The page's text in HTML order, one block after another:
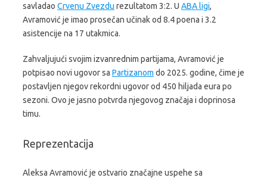
savladao Crvenu Zvezdu rezultatom 3:2. U ABA ligi,
Avramović je imao prosečan učinak od 8.4 poena i 3.2
asistencije na 17 utakmica.
Zahvaljujući svojim izvanrednim partijama, Avramović je
potpisao novi ugovor sa Partizanom do 2025. godine, čime je
postavljen njegov rekordni ugovor od 450 hiljada eura po
sezoni. Ovo je jasno potvrda njegovog značaja i doprinosa
timu.
Reprezentacija
Aleksa Avramović je ostvario značajne uspehe sa